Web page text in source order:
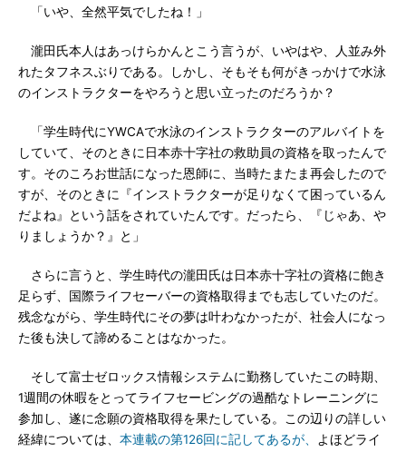
「いや、全然平気でしたね！」
瀧田氏本人はあっけらかんとこう言うが、いやはや、人並み外
れたタフネスぶりである。しかし、そもそも何がきっかけで水泳
のインストラクターをやろうと思い立ったのだろうか？
「学生時代にYWCAで水泳のインストラクターのアルバイトを
していて、そのときに日本赤十字社の救助員の資格を取ったんで
す。そのころお世話になった恩師に、当時たまたま再会したので
すが、そのときに『インストラクターが足りなくて困っているん
だよね』という話をされていたんです。だったら、『じゃあ、や
りましょうか？』と」
さらに言うと、学生時代の瀧田氏は日本赤十字社の資格に飽き
足らず、国際ライフセーバーの資格取得までも志していたのだ。
残念ながら、学生時代にその夢は叶わなかったが、社会人になっ
た後も決して諦めることはなかった。
そして富士ゼロックス情報システムに勤務していたこの時期、
1週間の休暇をとってライフセービングの過酷なトレーニングに
参加し、遂に念願の資格取得を果たしている。この辺りの詳しい
経緯については、 本連載の第126回に記してあるが、
よほどライ